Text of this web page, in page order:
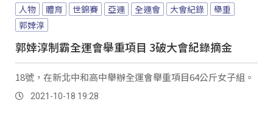
人物 體育 世錦賽 亞運 全運會 大會紀錄
舉重
郭婞淳
郭婞淳制霸全運會舉重項目 3破大會紀錄摘金
18號，在新北中和高中舉辦全運會舉重項目64公斤女子組。
2021-10-18 19:28